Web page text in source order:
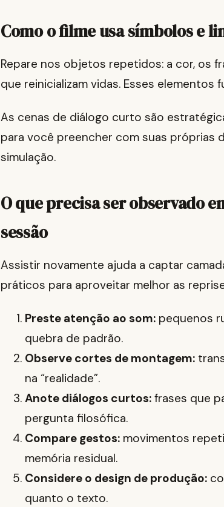
Como o filme usa símbolos e
Repare nos objetos repetidos: a cor, os
que reinicializam vidas. Esses elementos
As cenas de diálogo curto são
para você preencher com suas próprias
simulação.
O que precisa ser observado
sessão
Assistir novamente ajuda a captar
práticos para aproveitar melhor as
Preste atenção ao som: pequenos
quebra de padrão.
Observe cortes de montagem:
na “realidade”.
Anote diálogos curtos: frases que
pergunta filosófica.
Compare gestos: movimentos
memória residual.
Considere o design de produção:
quanto o texto.